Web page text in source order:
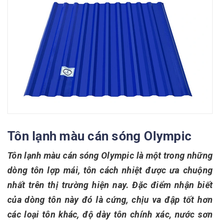
Tôn lạnh màu cán sóng Olympic
Tôn lạnh màu cán sóng Olympic là một trong những
dòng tôn lợp mái, tôn cách nhiệt được ưa chuộng
nhất trên thị trường hiện nay. Đặc điểm nhận biết
của dòng tôn này đó là cứng, chịu va đập tốt hơn
các loại tôn khác, độ dày tôn chính xác, nước sơn